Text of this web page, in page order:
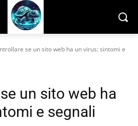
se un sito web ha un virus: sintomi e
un sito web ha
e segnali